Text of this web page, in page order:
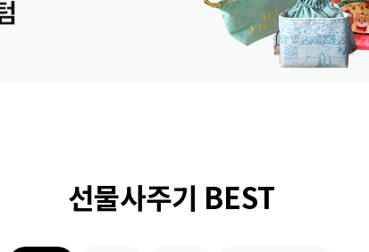
선물사주기 BEST